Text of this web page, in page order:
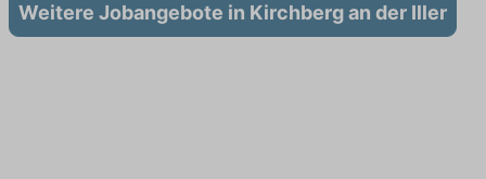
Weitere Jobangebote in Kirchberg an der Iller